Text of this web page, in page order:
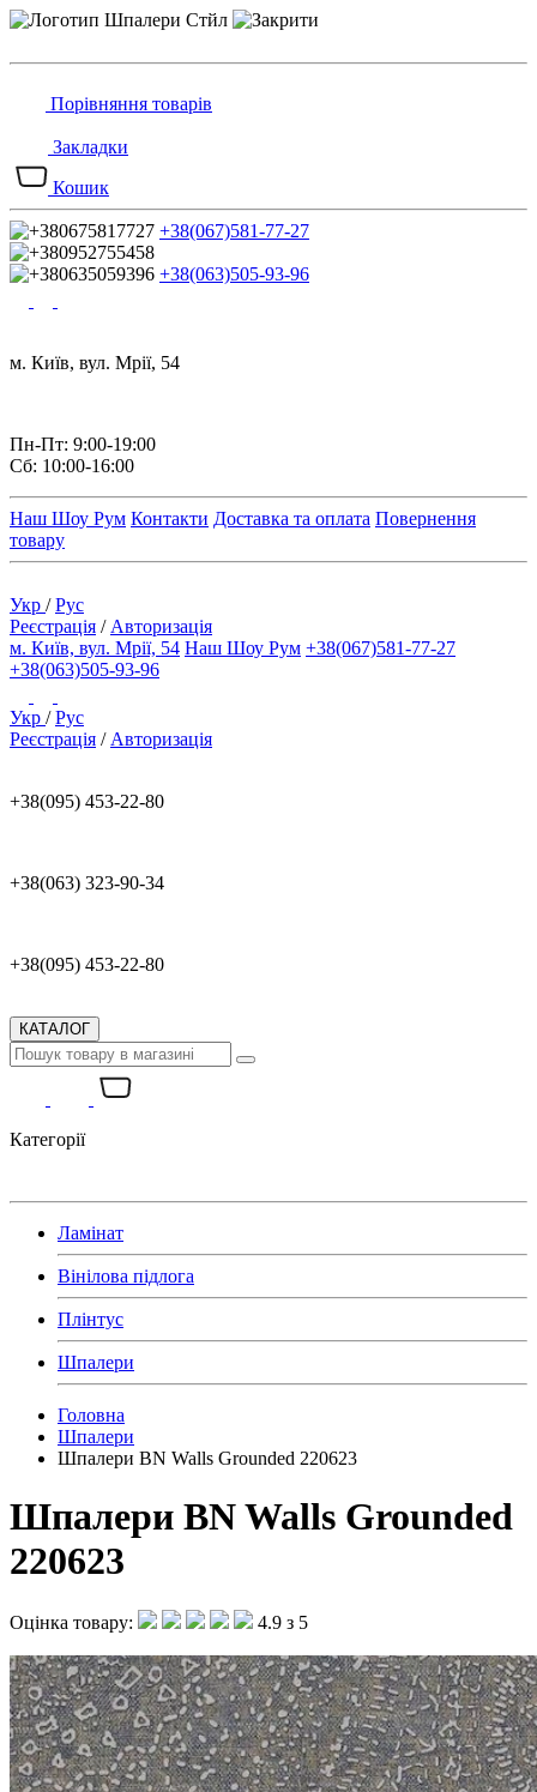
Порівняння товарів
Закладки
Кошик
+38(067)581-77-27
+38(063)505-93-96
м. Київ, вул. Мрії, 54
Пн-Пт: 9:00-19:00
Сб: 10:00-16:00
Наш Шоу Рум Контакти Доставка та оплата Повернення
товару
Укр /Рус
Реєстрація / Авторизація
м. Київ, вул. Мрії, 54 Наш Шоу Рум +38(067)581-77-27
+38(063)505-93-96
Укр /Рус
Реєстрація / Авторизація
+38(095) 453-22-80
+38(063) 323-90-34
+38(095) 453-22-80
КАТАЛОГ
Категорії
Ламінат
Вінілова підлога
Плінтус
Шпалери
Головна
Шпалери
Шпалери BN Walls Grounded 220623
Шпалери BN Walls Grounded
220623
Оцінка товару: 4.9 з 5